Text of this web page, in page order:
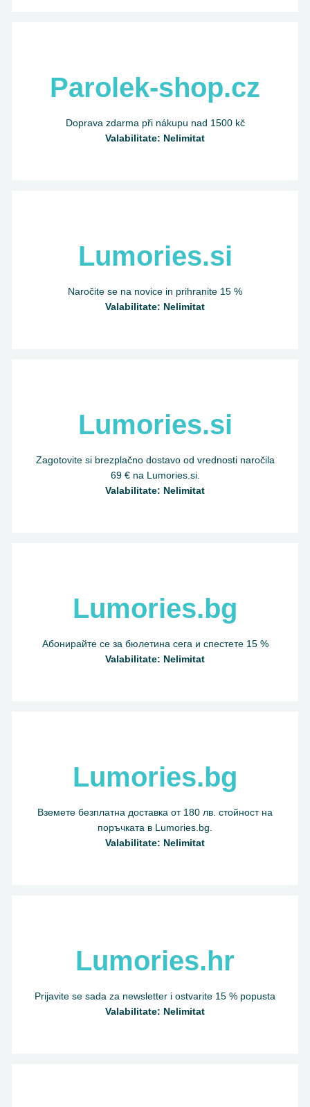
Parolek-shop.cz
Doprava zdarma při nákupu nad 1500 kč
Valabilitate: Nelimitat
Lumories.si
Naročite se na novice in prihranite 15 %
Valabilitate: Nelimitat
Lumories.si
Zagotovite si brezplačno dostavo od vrednosti naročila
69 € na Lumories.si.
Valabilitate: Nelimitat
Lumories.bg
Абонирайте се за бюлетина сега и спестете 15 %
Valabilitate: Nelimitat
Lumories.bg
Вземете безплатна доставка от 180 лв. стойност на
поръчката в Lumories.bg.
Valabilitate: Nelimitat
Lumories.hr
Prijavite se sada za newsletter i ostvarite 15 % popusta
Valabilitate: Nelimitat